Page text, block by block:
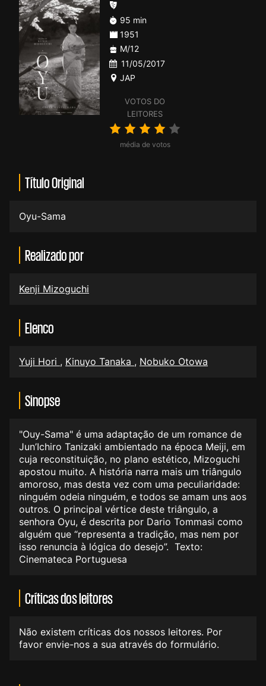
VOTOS DO
LEITORES
média de votos
95 min
1951
M/12
11/05/2017
JAP
Título Original
Oyu-Sama
Realizado por
Kenji Mizoguchi
Elenco
Yuji Hori , Kinuyo Tanaka , Nobuko Otowa
Sinopse
"Ouy-Sama" é uma adaptação de um romance de
Jun’Ichiro Tanizaki ambientado na época Meiji, em
cuja reconstituição, no plano estético, Mizoguchi
apostou muito. A história narra mais um triângulo
amoroso, mas desta vez com uma peculiaridade:
ninguém odeia ninguém, e todos se amam uns aos
outros. O principal vértice deste triângulo, a
senhora Oyu, é descrita por Dario Tommasi como
alguém que “representa a tradição, mas nem por
isso renuncia à lógica do desejo”. Texto:
Cinemateca Portuguesa
Críticas dos leitores
Não existem críticas dos nossos leitores. Por
favor envie-nos a sua através do formulário.